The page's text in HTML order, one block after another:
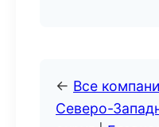
← Все
Северо-